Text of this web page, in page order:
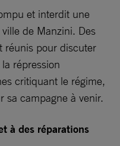
et interdit une
de Manzini. Des
réunis pour discuter
répression
critiquant le régime,
sa campagne à venir.
à des réparations